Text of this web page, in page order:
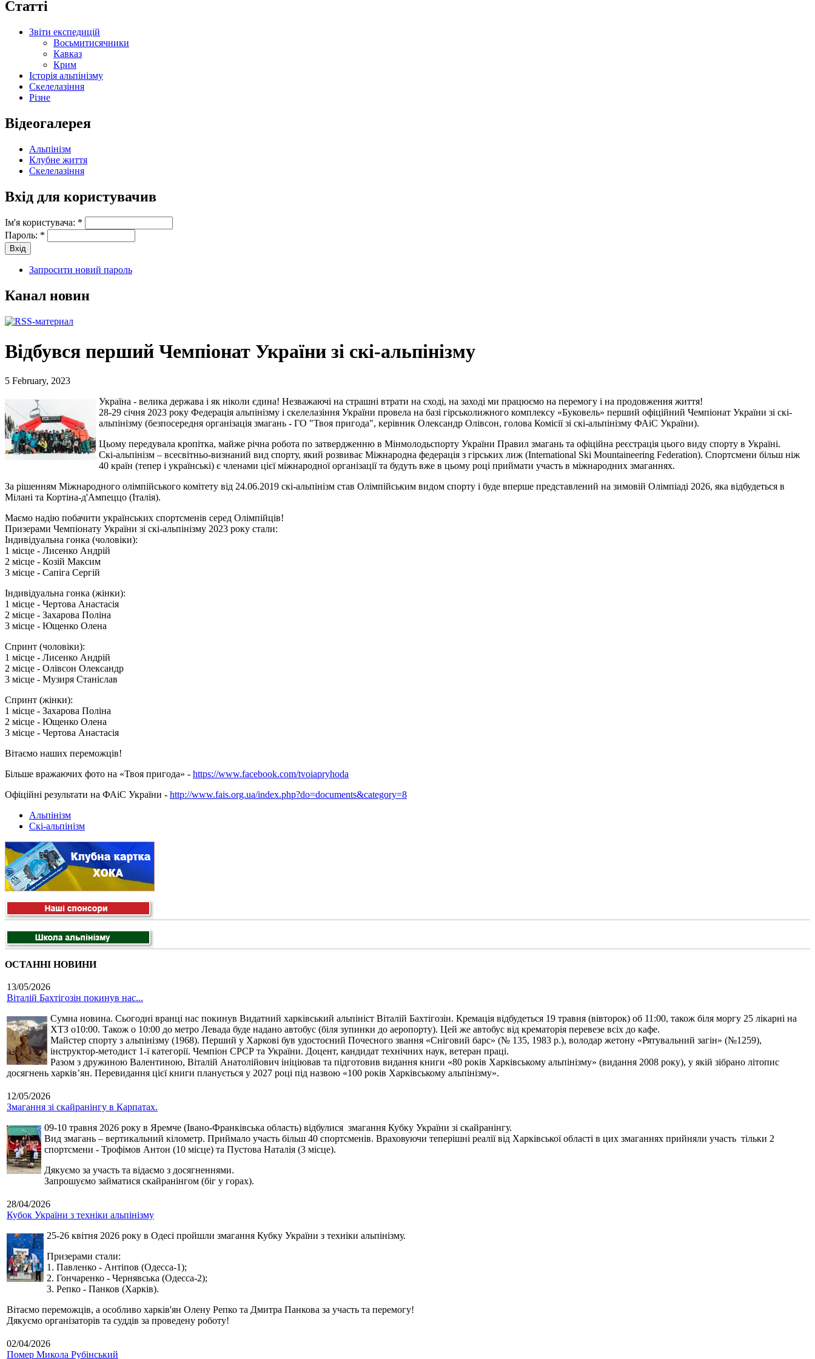
Статті
Звіти експедицій
Восьмитисячники
Кавказ
Крим
Історія альпінізму
Скелелазіння
Різне
Відеогалерея
Альпінізм
Клубне життя
Скелелазіння
Вхід для користувачив
Ім'я користувача: *
Пароль: *
Запросити новий пароль
Канал новин
Відбувся перший Чемпіонат України зі скі-альпінізму
5 February, 2023
Україна - велика держава і як ніколи єдина! Незважаючі на страшні втрати на сході, на заході ми працюємо на перемогу і на продовження життя!
28-29 січня 2023 року Федерація альпінізму і скелелазіння України провела на базі гірськолижного комплексу «Буковель» перший офіційний Чемпіонат України зі скі-
альпінізму (безпосередня організація змагань - ГО "Твоя пригода", керівник Олександр Олівсон, голова Комісії зі скі-альпінізму ФАіС України).
Цьому передувала кропітка, майже річна робота по затвердженню в Мінмолодьспорту України Правил змагань та офіційна реєстрація цього виду спорту в Україні.
Скі-альпінізм – всесвітньо-визнаний вид спорту, який розвиває Міжнародна федерація з гірських лиж (International Ski Mountaineering Federation). Спортсмени більш ніж
40 країн (тепер і українські) є членами цієї міжнародної організації та будуть вже в цьому році приймати участь в міжнародних змаганнях.
За рішенням Міжнародного олімпійського комітету від 24.06.2019 скі-альпінізм став Олімпійським видом спорту і буде вперше представлений на зимовій Олімпіаді 2026, яка відбудеться в
Мілані та Кортіна-д'Ампеццо (Італія).
Маємо надію побачити українських спортсменів серед Олімпійців!
Призерами Чемпіонату України зі скі-альпінізму 2023 року стали:
Індивідуальна гонка (чоловіки):
1 місце - Лисенко Андрій
2 місце - Козій Максим
3 місце - Сапіга Сергій
Індивідуальна гонка (жінки):
1 місце - Чертова Анастасія
2 місце - Захарова Поліна
3 місце - Ющенко Олена
Спринт (чоловіки):
1 місце - Лисенко Андрій
2 місце - Олівсон Олександр
3 місце - Музиря Станіслав
Спринт (жінки):
1 місце - Захарова Поліна
2 місце - Ющенко Олена
3 місце - Чертова Анастасія
Вітаємо наших переможців!
Більше вражаючих фото на «Твоя пригода» - https://www.facebook.com/tvoiapryhoda
Офіційні результати на ФАіС України - http://www.fais.org.ua/index.php?do=documents&category=8
Альпінізм
Скі-альпінізм
ОСТАННІ НОВИНИ
13/05/2026
Віталій Бахтігозін покинув нас...
Сумна новина. Сьогодні вранці нас покинув Видатний харківський альпініст Віталій Бахтігозін. Кремація відбудеться 19 травня (вівторок) об 11:00, також біля моргу 25 лікарні на
ХТЗ о10:00. Також о 10:00 до метро Левада буде надано автобус (біля зупинки до аеропорту). Цей же автобус від крематорія перевезе всіх до кафе.
Майстер спорту з альпінізму (1968). Перший у Харкові був удостоєний Почесного звання «Сніговий барс» (№ 135, 1983 р.), володар жетону «Рятувальний загін» (№1259),
інструктор-методист 1-ї категорії. Чемпіон СРСР та України. Доцент, кандидат технічних наук, ветеран праці.
Разом з дружиною Валентиною, Віталій Анатолійович ініціював та підготовив видання книги «80 років Харківському альпінізму» (видання 2008 року), у якій зібрано літопис
досягнень харків’ян. Перевидання цієї книги планується у 2027 році під назвою «100 років Харківському альпінізму».
12/05/2026
Змагання зі скайранінгу в Карпатах.
09-10 травня 2026 року в Яремче (Івано-Франківська область) відбулися змагання Кубку України зі скайранінгу.
Вид змагань – вертикальний кілометр. Приймало участь більш 40 спортсменів. Враховуючи теперішні реалії від Харківської області в цих змаганнях прийняли участь тільки 2
спортсмени - Трофімов Антон (10 місце) та Пустова Наталія (3 місце).
Дякуємо за участь та відаємо з досягненнями.
Запрошуємо займатися скайранінгом (біг у горах).
28/04/2026
Кубок України з техніки альпінізму
25-26 квітня 2026 року в Одесі пройшли змагання Кубку України з техніки альпінізму.
Призерами стали:
1. Павленко - Антіпов (Одесса-1);
2. Гончаренко - Чернявська (Одесса-2);
3. Репко - Панков (Харків).
Вітаємо переможців, а особливо харків'ян Олену Репко та Дмитра Панкова за участь та перемогу!
Дякуємо організаторів та суддів за проведену роботу!
02/04/2026
Помер Микола Рубінський